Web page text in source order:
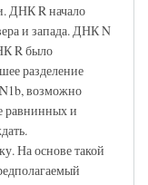
ДНК R начало
и запада. ДНК N
R было
разделение
возможно
равнинных и
На основе такой